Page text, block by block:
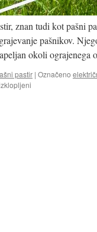
znan tudi kot pašni
pašnikov.
okoli ograjenega
pastir | Označeno